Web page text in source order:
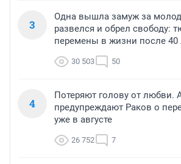
3
Одна вышла замуж за
развелся и обрел свободу:
перемены в жизни после 40
30 503 50
4
Потеряют голову от любви.
предупреждают Раков о
уже в августе
26 752 7